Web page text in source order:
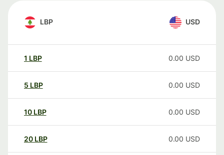
LBP USD
1 LBP 0.00 USD
5 LBP 0.00 USD
10 LBP 0.00 USD
20 LBP 0.00 USD